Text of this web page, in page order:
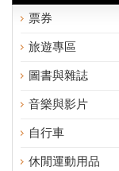
票券
旅遊專區
圖書與雜誌
音樂與影片
自行車
休閒運動用品